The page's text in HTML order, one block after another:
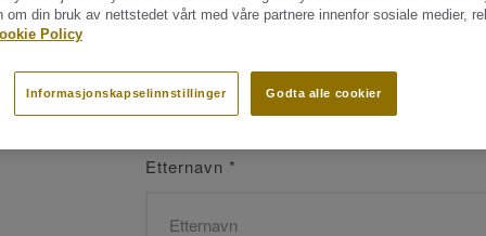
Etternavn *
om din bruk av nettstedet vårt med våre partnere innenfor sosiale medier,
Policy
Godta alle cookier
Informasjonskapselinnstillinger